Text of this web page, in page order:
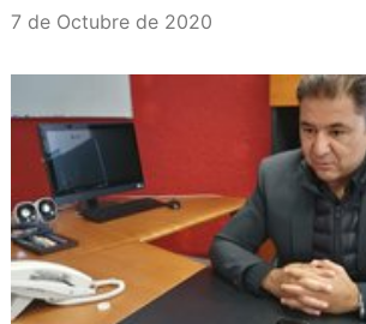
7 de Octubre de 2020